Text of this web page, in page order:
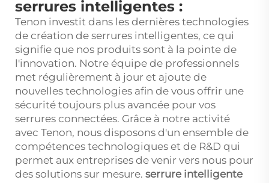
serrures intelligentes :
Tenon investit dans les dernières technologies
de création de serrures intelligentes, ce qui
signifie que nos produits sont à la pointe de
l'innovation. Notre équipe de professionnels
met régulièrement à jour et ajoute de
nouvelles technologies afin de vous offrir une
sécurité toujours plus avancée pour vos
serrures connectées. Grâce à notre activité
avec Tenon, nous disposons d'un ensemble de
compétences technologiques et de R&D qui
permet aux entreprises de venir vers nous pour
des solutions sur mesure. serrure intelligente